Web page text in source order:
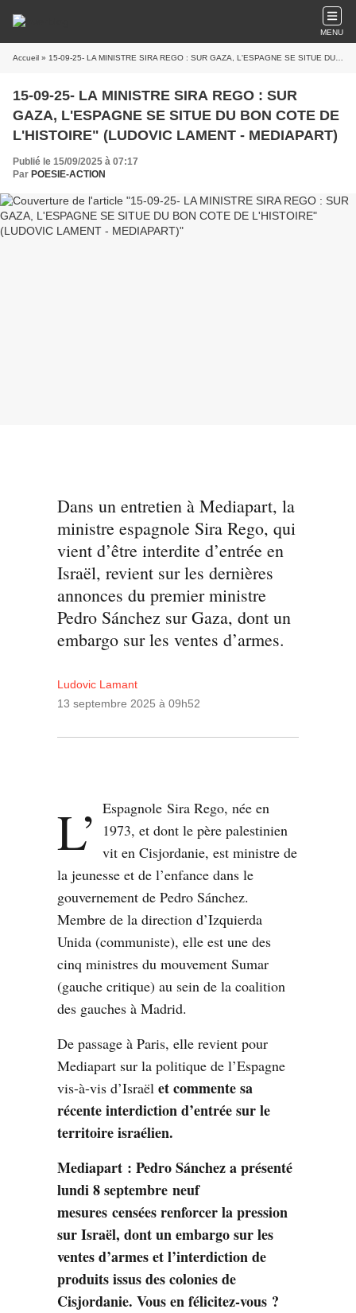
MENU
Accueil » 15-09-25- LA MINISTRE SIRA REGO : SUR GAZA, L'ESPAGNE SE SITUE DU BON COTE DE L'HISTOIRE" (LUDOVIC LAMENT - MEDIAPART)
15-09-25- LA MINISTRE SIRA REGO : SUR
GAZA, L'ESPAGNE SE SITUE DU BON COTE DE
L'HISTOIRE" (LUDOVIC LAMENT - MEDIAPART)
Publié le 15/09/2025 à 07:17
Par POESIE-ACTION
Dans un entretien à Mediapart, la
ministre espagnole Sira Rego, qui
vient d’être interdite d’entrée en
Israël, revient sur les dernières
annonces du premier ministre
Pedro Sánchez sur Gaza, dont un
embargo sur les ventes d’armes.
Ludovic Lamant
13 septembre 2025 à 09h52
13 septembre 2025 à 09h52
L’ EspagnoleL’Espagnole
Sira Rego, née en
1973, et dont le père palestinien
vit en Cisjordanie, est ministre de
la jeunesse et de l’enfance dans le
gouvernement de Pedro Sánchez.
Membre de la direction d’Izquierda
Unida (communiste), elle est une des
cinq ministres du mouvement Sumar
(gauche critique) au sein de la coalition
des gauches à Madrid.
De passage à Paris, elle revient pour
Mediapart sur la politique de l’Espagne
vis-à-vis d’Israël et commente sa
récente interdiction d’entrée sur le
territoire israélien.
Mediapart : Pedro Sánchez a présenté
lundi 8 septembre neuf
mesures censées renforcer la pression
sur Israël, dontun embargo sur les
ventes d’armes et l’interdiction de
produits issus des colonies de
Cisjordanie. Vous en félicitez-vous ?